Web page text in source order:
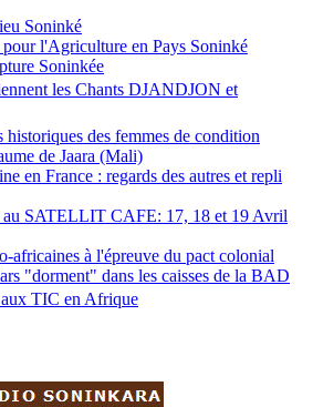
Soninké
l'Agriculture en Pays Soninké
Soninkée
les Chants DJANDJON et
historiques des femmes de condition
de Jaara (Mali)
en France : regards des autres et repli
au SATELLIT CAFE: 17, 18 et 19 Avril
africaines à l'épreuve du pact colonial
"dorment" dans les caisses de la BAD
aux TIC en Afrique